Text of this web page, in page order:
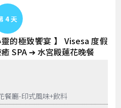
4
的極致饗宴 】 Visesa 度假
SPA ➔ 水宮殿蓮花晚餐
餐廳-印式風味+飲料